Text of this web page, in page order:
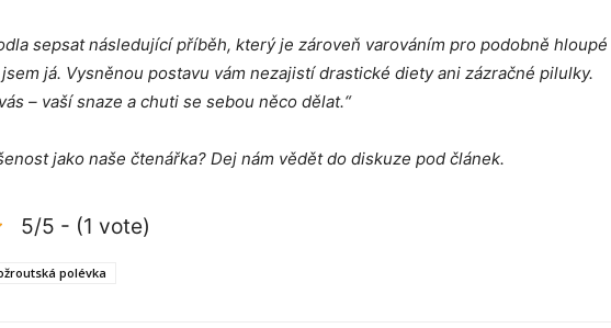
sepsat následující příběh, který je zároveň varováním pro podobně hloupé
já. Vysněnou postavu vám nezajistí drastické diety ani zázračné pilulky.
– vaší snaze a chuti se sebou něco dělat.“
jako naše čtenářka? Dej nám vědět do diskuze pod článek.
5/5 - (1 vote)
polévka